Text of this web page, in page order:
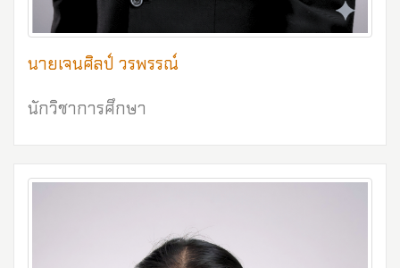
นายเจนศิลป์ วรพรรณ์
นักวิชาการศึกษา